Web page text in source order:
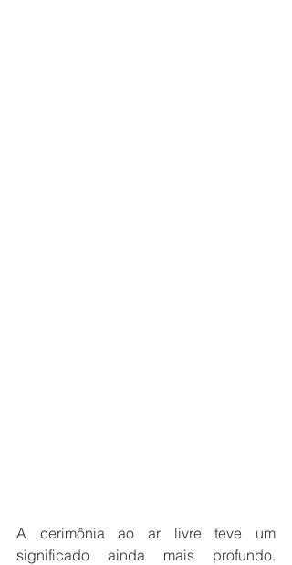
A cerimônia ao ar livre teve um
significado ainda mais profundo.